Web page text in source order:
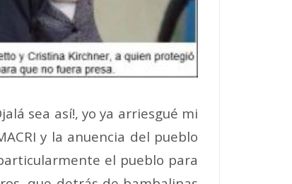
sea así!, yo ya arriesgué mi
y la anuencia del pueblo
el pueblo para